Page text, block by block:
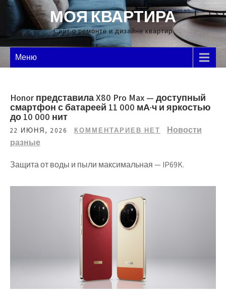
Перейти
содержимому
МОЯ КВАРТИРА
Сайт о ремонте и дизайне квартир
Меню
Honor представила X80 Pro Max — доступный
смартфон с батареей 11 000 мА·ч и яркостью
до 10 000 нит
22 ИЮНЯ, 2026 КОММЕНТАРИЕВ НЕТ
Новости
разные
Защита от воды и пыли максимальная — IP69K.